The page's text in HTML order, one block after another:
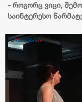
- როგორც ვიცი,
საინტერესო